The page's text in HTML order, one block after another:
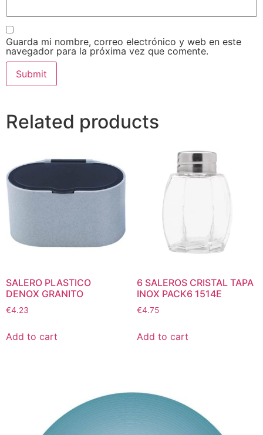
Guarda mi nombre, correo electrónico y web en este
navegador para la próxima vez que comente.
Related products
SALERO PLASTICO
DENOX GRANITO
€4.23
Add to cart
6 SALEROS CRISTAL TAPA
INOX PACK6 1514E
€4.75
Add to cart